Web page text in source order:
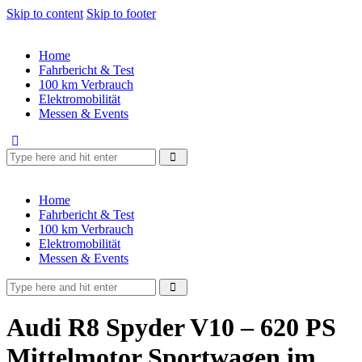
Skip to content Skip to footer
Home
Fahrbericht & Test
100 km Verbrauch
Elektromobilität
Messen & Events
Home
Fahrbericht & Test
100 km Verbrauch
Elektromobilität
Messen & Events
Audi R8 Spyder V10 – 620 PS